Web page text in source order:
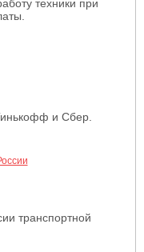
техники при
и Сбер.
транспортной